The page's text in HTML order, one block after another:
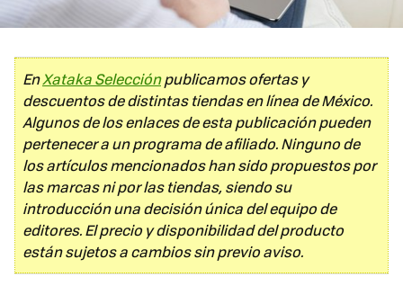
EnXataka Selecciónpublicamos ofertas y
descuentos de distintas tiendas en línea de México.
Algunos de los enlaces de esta publicación pueden
pertenecer a un programa de afiliado. Ninguno de
los artículos mencionados han sido propuestos por
las marcas ni por las tiendas, siendo su
introducción una decisión única del equipo de
editores. El precio y disponibilidad del producto
están sujetos a cambios sin previo aviso.